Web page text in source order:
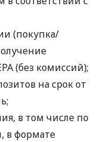
(покупка/
(без комиссий);
на срок от
в том числе по
в формате